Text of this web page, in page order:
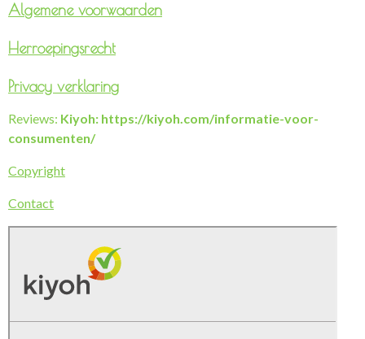
Algemene voorwaarden
Herroepingsrecht
Privacy verklaring
Reviews: Kiyoh: https://kiyoh.com/informatie-voor-
consumenten/
Copyright
Contact